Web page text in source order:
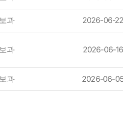
과 2026-06-22
과 2026-06-16
과 2026-06-